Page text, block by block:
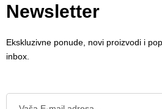
Newsletter
Ekskluzivne ponude, novi proizvodi i
inbox.